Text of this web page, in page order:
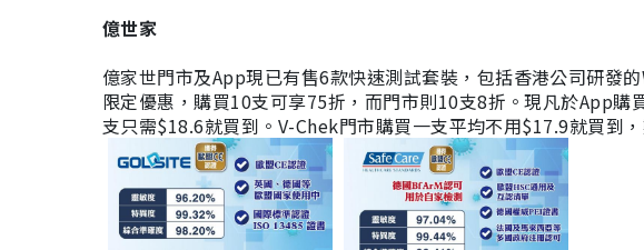
億世家
億家世門市及App現已有售6款快速測試套裝，包括香港公司研
限定優惠，購買10支可享75折，而門市則10支8折。現凡於App
支只需$18.6就買到。V-Chek門市購買一支平均不用$17.9就買到